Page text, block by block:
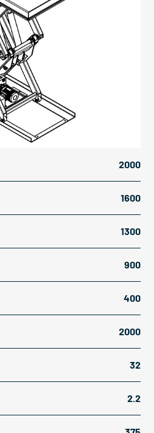
2000
1600
1300
900
400
2000
32
2.2